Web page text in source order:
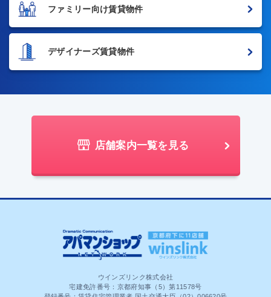
ファミリー向け賃貸物件
デザイナーズ賃貸物件
店舗案内一覧を見る
ウインズリンク株式会社
宅建免許番号：京都府知事（5）第11578号